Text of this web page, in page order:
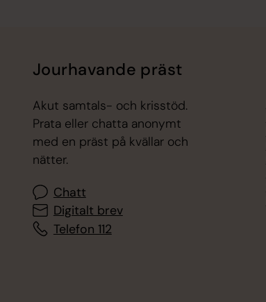
Jourhavande präst
Akut samtals- och krisstöd.
Prata eller chatta anonymt
med en präst på kvällar och
nätter.
Chatt
Digitalt brev
Telefon 112